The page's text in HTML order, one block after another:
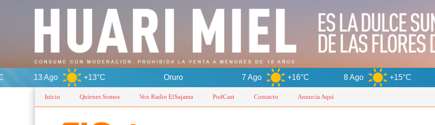
+13°C +16°C 8 Ago +15°C 9 Ago
Inicio Quienes Somos Vox Radio ElSajama PodCast Contacto Anuncia Aqui